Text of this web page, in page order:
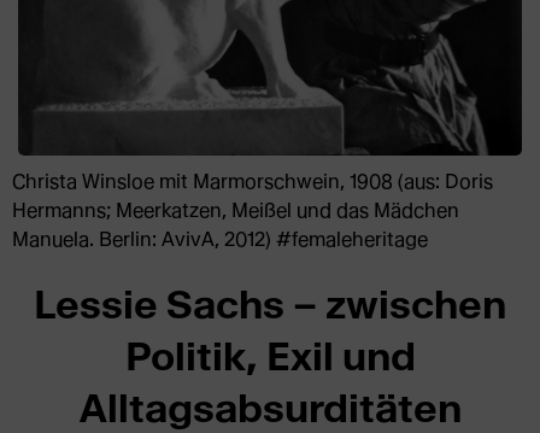
Christa Winsloe mit Marmorschwein, 1908 (aus: Doris
Hermanns; Meerkatzen, Meißel und das Mädchen
Manuela. Berlin: AvivA, 2012) #femaleheritage
Lessie Sachs – zwischen
Politik, Exil und
Alltagsabsurditäten